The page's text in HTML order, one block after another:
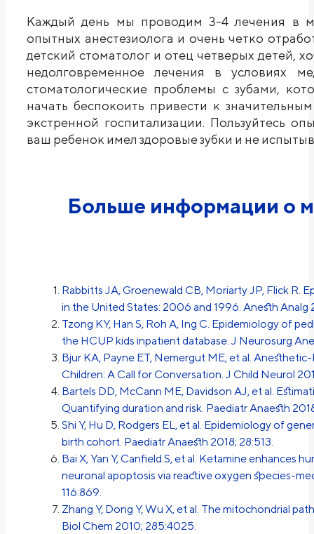
Каждый день мы проводим 3-4 лечения в
опытных анестезиолога и очень четко
детский стоматолог и отец четверых детей,
недолговременное лечения в условиях
стоматологические проблемы с зубами,
начать беспокоить привести к
экстренной госпитализации. Пользуйтесь
ваш ребенок имел здоровые зубки и не
Больше информации о
Rabbitts JA, Groenewald CB, Moriarty JP, Flick R.
in the United States: 2006 and 1996. Anesth Analg
Tzong KY, Han S, Roh A, Ing C. Epidemiology of
the HCUP kids inpatient database. J Neurosurg
Bjur KA, Payne ET, Nemergut ME, et al.
Children: A Call for Conversation. J Child Neurol
Bartels DD, McCann ME, Davidson AJ, et al.
Quantifying duration and risk. Paediatr Anaesth
Shi Y, Hu D, Rodgers EL, et al. Epidemiology of
birth cohort. Paediatr Anaesth 2018; 28:513.
Bai X, Yan Y, Canfield S, et al. Ketamine enhances
neuronal apoptosis via reactive oxygen species-
116:869.
Zhang Y, Dong Y, Wu X, et al. The mitochondrial
Biol Chem 2010; 285:4025.